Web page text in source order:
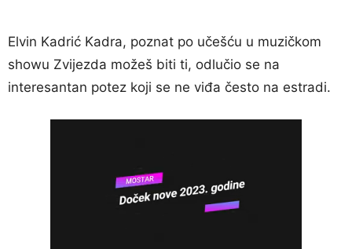
Elvin Kadrić Kadra, poznat po učešću u muzičkom
showu Zvijezda možeš biti ti, odlučio se na
interesantan potez koji se ne viđa često na estradi.